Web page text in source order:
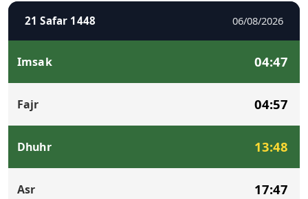
21 Safar 1448 06/08/2026
Imsak 04:47
Fajr 04:57
Dhuhr 13:48
Asr 17:47